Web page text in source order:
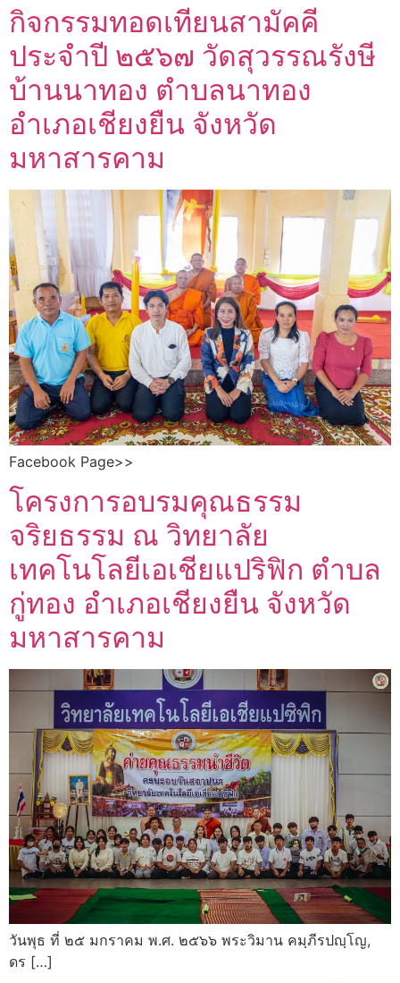
กิจกรรมทอดเทียนสามัคคี
ประจำปี ๒๕๖๗ วัดสุวรรณรังษี
บ้านนาทอง ตำบลนาทอง
อำเภอเชียงยืน จังหวัด
มหาสารคาม
Facebook Page>>
โครงการอบรมคุณธรรม
จริยธรรม ณ วิทยาลัย
เทคโนโลยีเอเชียแปริฟิก ตำบล
กู่ทอง อำเภอเชียงยืน จังหวัด
มหาสารคาม
วันพุธ ที่ ๒๕ มกราคม พ.ศ. ๒๕๖๖ พระวิมาน คมฺภีรปญฺโญ,
ดร […]